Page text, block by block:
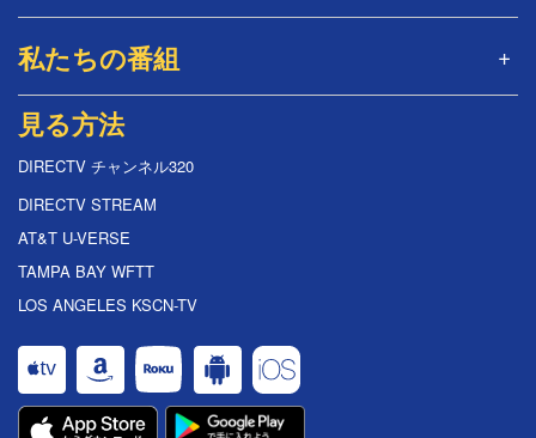
私たちの番組
見る方法
DIRECTV チャンネル320
DIRECTV STREAM
AT&T U-VERSE
TAMPA BAY WFTT
LOS ANGELES KSCN-TV